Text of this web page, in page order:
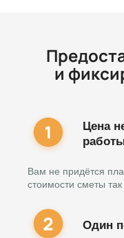
и
Цена
Вам не придётся
стоимости сметы
Один